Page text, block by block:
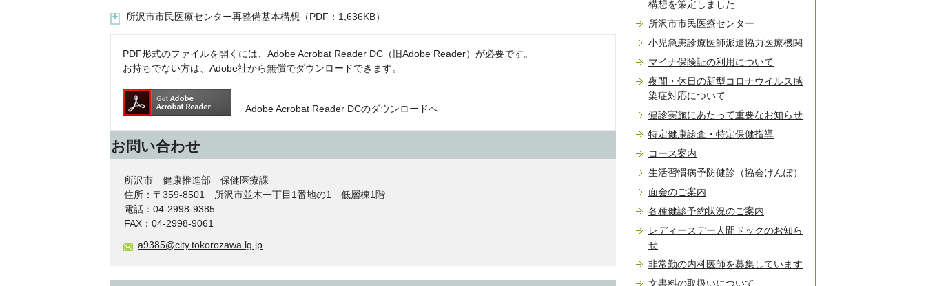
所沢市市民医療センター再整備基本構想（PDF：1,636KB）
PDF形式のファイルを開くには、Adobe Acrobat Reader DC（旧Adobe Reader）が必要です。
お持ちでない方は、Adobe社から無償でダウンロードできます。
Adobe Acrobat Reader DCのダウンロードへ
お問い合わせ
所沢市 健康推進部 保健医療課
住所：〒359-8501 所沢市並木一丁目1番地の1 低層棟1階
電話：04-2998-9385
FAX：04-2998-9061
a9385@city.tokorozawa.lg.jp
構想を策定しました
所沢市市民医療センター
小児急患診療医師派遣協力医療機関
マイナ保険証の利用について
夜間・休日の新型コロナウイルス感
染症対応について
健診実施にあたって重要なお知らせ
特定健康診査・特定保健指導
コース案内
生活習慣病予防健診（協会けんぽ）
面会のご案内
各種健診予約状況のご案内
レディースデー人間ドックのお知ら
せ
非常勤の内科医師を募集しています
文書料の取扱いについて